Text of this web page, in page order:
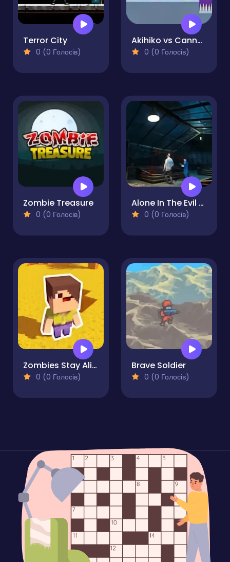
Terror City
0 (0 Голосів)
Akihiko vs Cannons
0 (0 Голосів)
Zombie Treasure
0 (0 Голосів)
Alone In The Evil Mansion
0 (0 Голосів)
Zombies Stay Alive
0 (0 Голосів)
Brave Soldier
0 (0 Голосів)